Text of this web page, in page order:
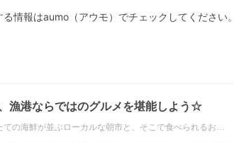
情報はaumo（アウモ）でチェックしてください。
漁港ならではのグルメを堪能しよう☆
の海鮮が並ぶローカルな朝市と、そこで食べられるお…